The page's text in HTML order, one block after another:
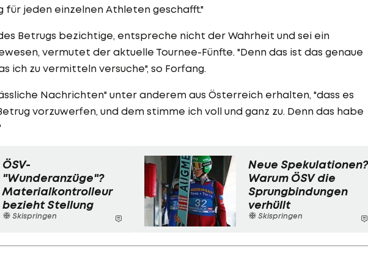
für jeden einzelnen Athleten geschafft."
Betrugs bezichtige, entspreche nicht der Wahrheit und sei ein
vermutet der aktuelle Tournee-Fünfte. "Denn das ist das genaue
ich zu vermitteln versuche", so Forfang.
Nachrichten" unter anderem aus Österreich erhalten, "dass es
vorzuwerfen, und dem stimme ich voll und ganz zu. Denn das habe
ÖSV-
"Wunderanzüge"?
Materialkontrolleur
bezieht Stellung
Skispringen
Neue Spekulationen?
Warum ÖSV die
Sprungbindungen
verhüllt
Skispringen